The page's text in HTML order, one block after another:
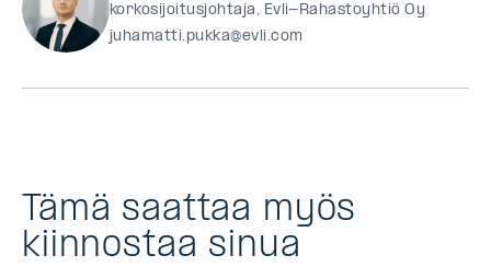
korkosijoitusjohtaja, Evli-Rahastoyhtiö Oy
juhamatti.pukka@evli.com
Tämä saattaa myös
kiinnostaa sinua